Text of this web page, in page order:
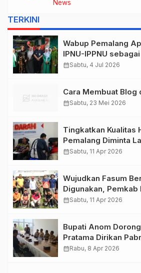
News
30 Juz Ditorehkan
TERKINI
Wabup Pemalang
IPNU-IPPNU
Pembinaan Generasi
calendar_monthSabtu, 4 Jul 2026
Cara Membuat Blog
calendar_monthSabtu, 23 Mei 2026
Tingkatkan Kualitas
Pemalang Diminta
calendar_monthSabtu, 11 Apr 2026
Wujudkan Fasum
Digunakan, Pemkab
Korve Stadion Jatidiri
calendar_monthSabtu, 11 Apr 2026
Bupati Anom
Pratama Dirikan
Otomotif di Pemalang
calendar_monthRabu, 8 Apr 2026